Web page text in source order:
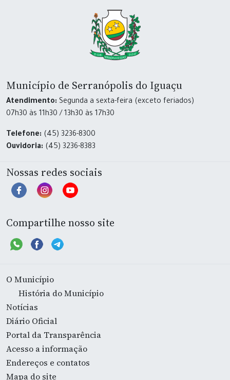
Município de Serranópolis do Iguaçu
Atendimento: Segunda a sexta-feira (exceto feriados)
07h30 às 11h30 / 13h30 às 17h30
Telefone: (45) 3236-8300
Ouvidoria: (45) 3236-8383
Nossas redes sociais
Compartilhe nosso site
O Município
História do Município
Notícias
Diário Oficial
Portal da Transparência
Acesso a informação
Endereços e contatos
Mapa do site